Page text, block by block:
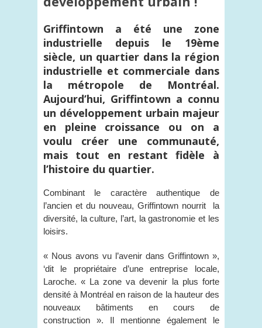
Griffintown a été une zone
industrielle depuis le 19ème
siècle, un quartier dans la région
industrielle et commerciale dans
la métropole de Montréal.
Aujourd’hui, Griffintown a connu
un développement urbain majeur
en pleine croissance ou on a
voulu créer une communauté,
mais tout en restant fidèle à
l’histoire du quartier.
Combinant le caractère authentique de
l’ancien et du nouveau, Griffintown nourrit la
diversité, la culture, l’art, la gastronomie et les
loisirs.
« Nous avons vu l’avenir dans Griffintown »,
‘dit le propriétaire d’une entreprise locale,
Laroche. « La zone va devenir la plus forte
densité à Montréal en raison de la hauteur des
nouveaux bâtiments en cours de
construction ». Il mentionne également le